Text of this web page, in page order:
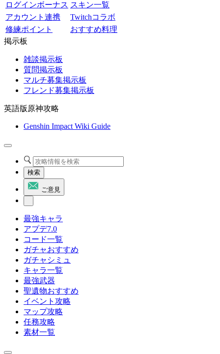
ログインボーナス スキン一覧
アカウント連携
Twitchコラボ
修練ポイント
おすすめ料理
掲示板
雑談掲示板
質問掲示板
マルチ募集掲示板
フレンド募集掲示板
英語版原神攻略
Genshin Impact Wiki Guide
検索
ご意見
最強キャラ
アプデ7.0
コード一覧
ガチャおすすめ
ガチャシミュ
キャラ一覧
最強武器
聖遺物おすすめ
イベント攻略
マップ攻略
任務攻略
素材一覧